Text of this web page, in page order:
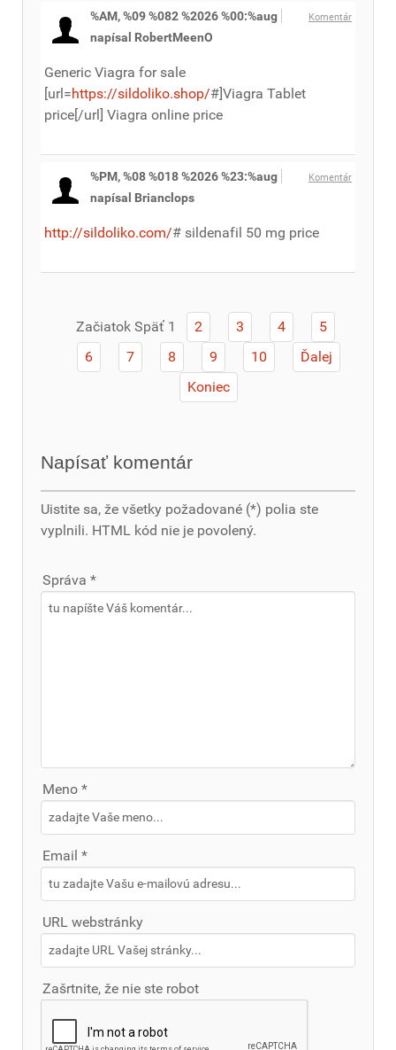
Komentár
%AM, %09 %082 %2026 %00:%aug
napísal RobertMeenO
Generic Viagra for sale
[url=https://sildoliko.shop/#]Viagra Tablet
price[/url] Viagra online price
Komentár
%PM, %08 %018 %2026 %23:%aug
napísal Brianclops
http://sildoliko.com/# sildenafil 50 mg price
Začiatok Späť 1 2 3 4
5
6
7 8 9 10
Ďalej
Koniec
Napísať komentár
Uistite sa, že všetky požadované (*) polia ste
vyplnili. HTML kód nie je povolený.
Správa *
Meno *
Email *
URL webstránky
Zašrtnite, že nie ste robot